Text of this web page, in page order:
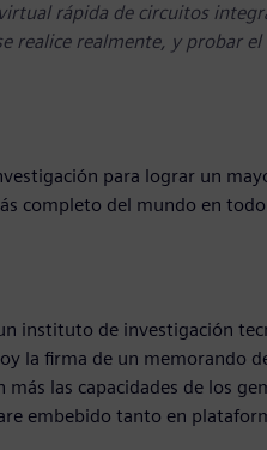
rápida de circuitos
realice realmente, y probar
para lograr un
completo del mundo en
instituto de investigación
la firma de un memorando
las capacidades de los
embebido tanto en